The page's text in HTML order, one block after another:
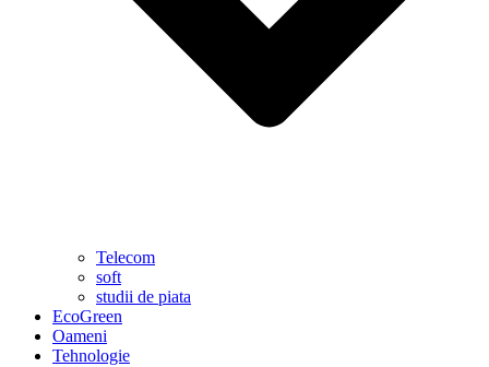
Telecom
soft
studii de piata
EcoGreen
Oameni
Tehnologie